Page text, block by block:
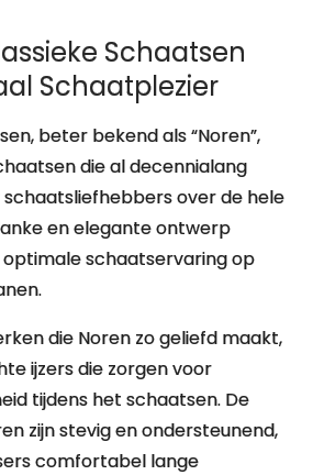
Schaatsen
Schaatplezier
beter bekend als “Noren”,
die al decennialang
over de hele
en elegante ontwerp
optimale schaatservaring op
die Noren zo geliefd maakt,
ijzers die zorgen voor
tijdens het schaatsen. De
zijn stevig en ondersteunend,
comfortabel lange